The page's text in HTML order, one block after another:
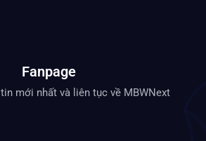
Fanpage
mới nhất và liên tục về MBWNext